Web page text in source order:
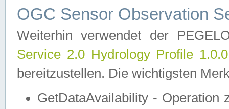
OGC Sensor Observation
Weiterhin verwendet der
Service 2.0 Hydrology Profile
bereitzustellen. Die wichtigsten
GetDataAvailability - Operation